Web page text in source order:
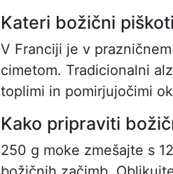
Kateri božični
V Franciji je v
cimetom. Tradicionalni
toplimi in pomirjujočimi
Kako pripraviti
250 g moke zmešajte s